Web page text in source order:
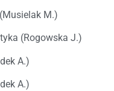
M.)
(Rogowska J.)
A.)
A.)